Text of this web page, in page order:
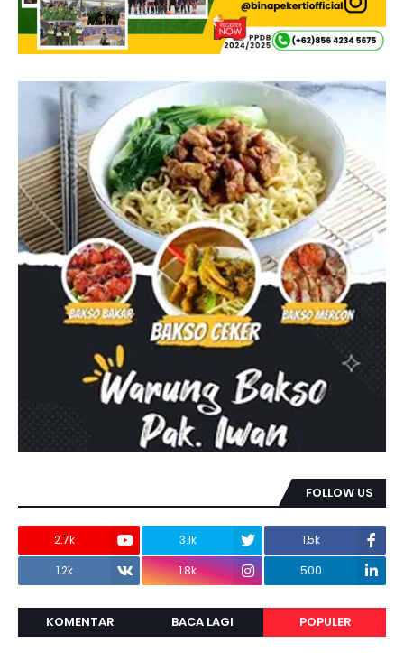
FOLLOW US
1.5k
3.1k
2.7k
500
1.8k
1.2k
POPULER
BACA LAGI
KOMENTAR